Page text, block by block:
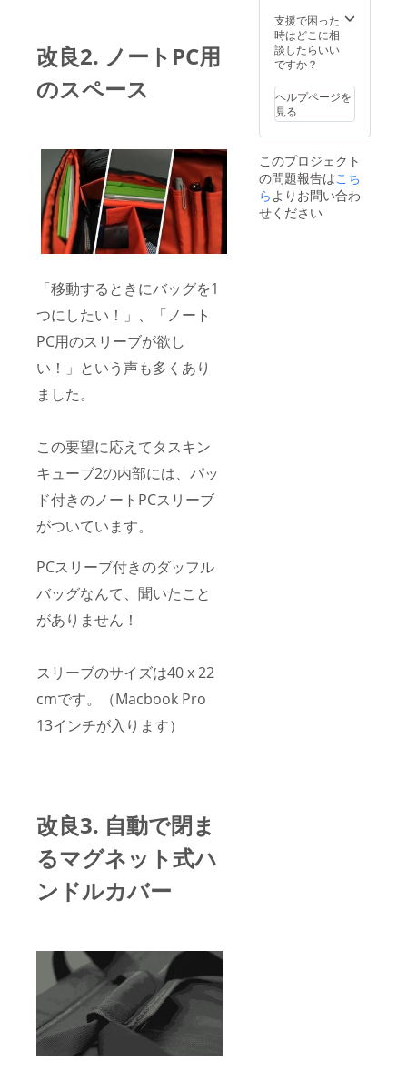
改良2. ノートPC用
のスペース
「移動するときにバッグを1
つにしたい！」、「ノート
PC用のスリーブが欲し
い！」という声も多くあり
ました。
この要望に応えてタスキン
キューブ2の内部には、パッ
ド付きのノートPCスリーブ
がついています。
PCスリーブ付きのダッフル
バッグなんて、聞いたこと
がありません！
スリーブのサイズは40 x 22
cmです。（Macbook Pro
13インチが入ります）
改良3. 自動で閉ま
るマグネット式ハ
ンドルカバー
24,200
円＋
Duplex
3,740円
込）+
送料
【9,317
円
→
20,200
円（送
料、税
込）で
支援で困った
時はどこに相
談したらいい
ですか？
ヘルプページを
見る
このプロジェクト
の問題報告はこち
らよりお問い合わ
せください